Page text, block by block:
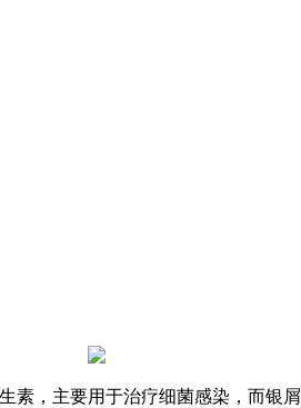
，主要用于治疗细菌感染，而银